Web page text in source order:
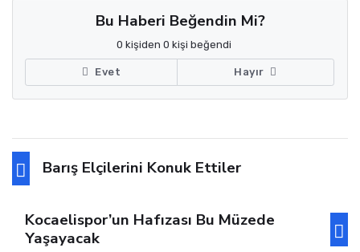
Bu Haberi Beğendin Mi?
0 kişiden 0 kişi beğendi
Evet Hayır
Barış Elçilerini Konuk Ettiler
Kocaelispor’un Hafızası Bu Müzede
Yaşayacak